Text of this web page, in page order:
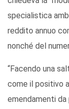
specialistica
reddito annuo
nonché del
“Facendo una
come il positivo
emendamenti da